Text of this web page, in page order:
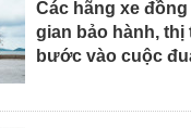
Các hãng xe
gian bảo hành,
bước vào cuộc